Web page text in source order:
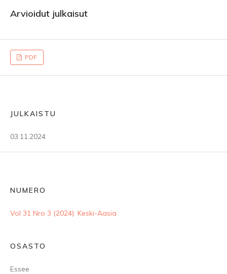
Arvioidut julkaisut
PDF
JULKAISTU
03.11.2024
NUMERO
Vol 31 Nro 3 (2024): Keski-Aasia
OSASTO
Essee